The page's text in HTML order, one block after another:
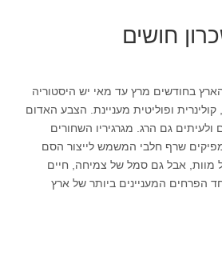
חושים
בחודשים מרץ עד מאי יש היסטוריה
קולינרית ופוליטית מעניינת. הצבע האדום
גם הרג. מגרגיריו השחורים
מפיקים שרף חלבי המשמש לייצור הסם
מוות, אבל גם סמל של צמיחה, חיים
הפרחים המעניינים ביותר של ארץ